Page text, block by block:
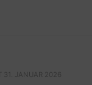
31. JANUAR 2026